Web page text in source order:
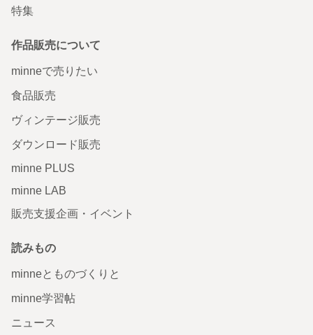
特集
作品販売について
minneで売りたい
食品販売
ヴィンテージ販売
ダウンロード販売
minne PLUS
minne LAB
販売支援企画・イベント
読みもの
minneとものづくりと
minne学習帖
ニュース